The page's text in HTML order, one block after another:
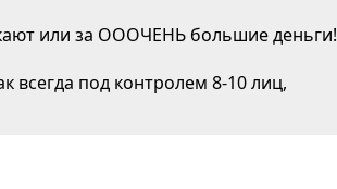
или за ОООЧЕНЬ большие деньги!
всегда под контролем 8-10 лиц,